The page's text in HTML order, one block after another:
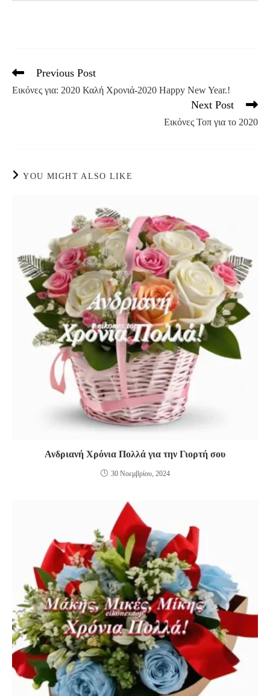
Read
articles
Previous Post
Εικόνες για: 2020 Καλή Χρονιά-2020 Happy New Year.!
Next Post
Εικόνες Τοπ για το 2020
YOU MIGHT ALSO LIKE
Ανδριανή Χρόνια Πολλά για την Γιορτή σου
30 Νοεμβρίου, 2024